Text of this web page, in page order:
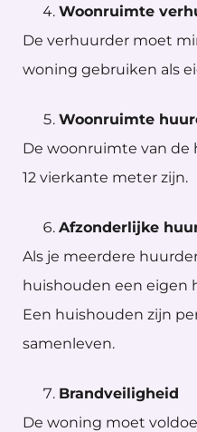
Woonruimte
De verhuurder moet
woning gebruiken als
Woonruimte
De woonruimte van
12 vierkante meter zijn.
Afzonderlijke
Als je meerdere
huishouden een eigen
Een huishouden zijn
samenleven.
Brandveiligheid
De woning moet